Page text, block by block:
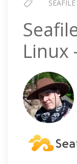
SEAFILE
Linux